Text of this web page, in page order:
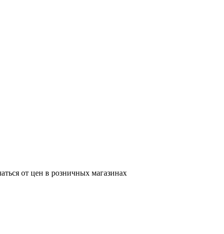
от цен в розничных магазинах